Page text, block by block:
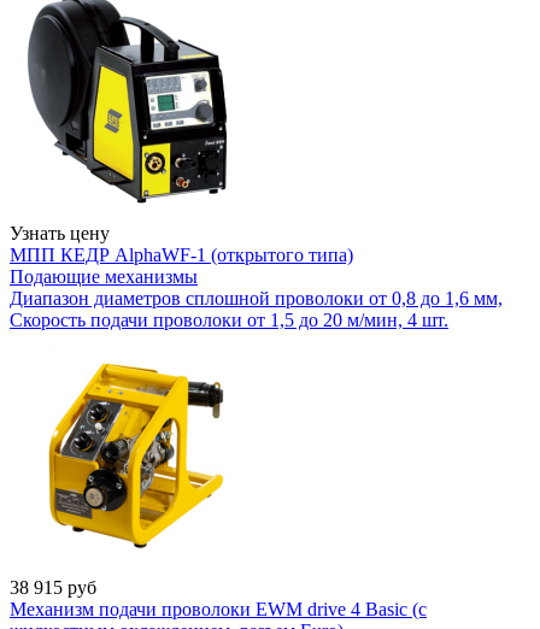
Узнать цену
МПП КЕДР AlphaWF-1 (открытого типа)
Подающие механизмы
Диапазон диаметров сплошной проволоки от 0,8 до 1,6 мм,
Скорость подачи проволоки от 1,5 до 20 м/мин, 4 шт.
38 915 руб
Механизм подачи проволоки EWM drive 4 Basic (с